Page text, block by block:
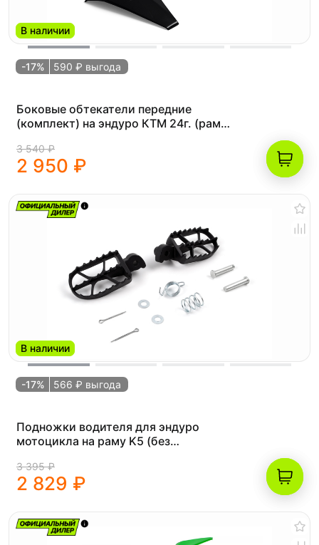
В наличии
-17% 590 ₽ выгода
Боковые обтекатели передние
(комплект) на эндуро КТМ 24г. (рама
3 540 ₽
2 950 ₽
В наличии
-17% 566 ₽ выгода
Подножки водителя для эндуро
мотоцикла на раму K5 (без
3 395 ₽
2 829 ₽